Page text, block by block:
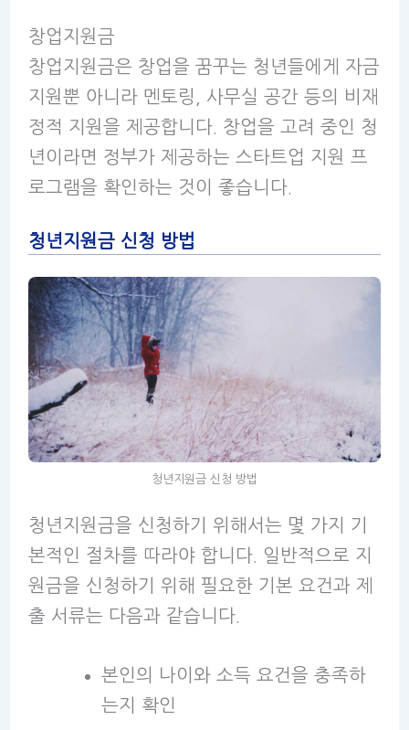
창업지원금
창업지원금은 창업을 꿈꾸는 청년들에게 자금
지원뿐 아니라 멘토링, 사무실 공간 등의 비재
정적 지원을 제공합니다. 창업을 고려 중인 청
년이라면 정부가 제공하는 스타트업 지원 프
로그램을 확인하는 것이 좋습니다.
청년지원금 신청 방법
청년지원금 신청 방법
청년지원금을 신청하기 위해서는 몇 가지 기
본적인 절차를 따라야 합니다. 일반적으로 지
원금을 신청하기 위해 필요한 기본 요건과 제
출 서류는 다음과 같습니다.
본인의 나이와 소득 요건을 충족하
는지 확인